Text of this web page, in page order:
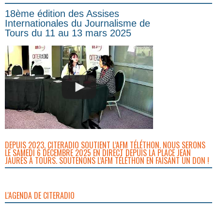
18ème édition des Assises
Internationales du Journalisme de
Tours du 11 au 13 mars 2025
DEPUIS 2023, CITERADIO SOUTIENT L’AFM TÉLÉTHON. NOUS SERONS
LE SAMEDI 6 DÉCEMBRE 2025 EN DIRECT DEPUIS LA PLACE JEAN
JAURÈS À TOURS. SOUTENONS L’AFM TÉLÉTHON EN FAISANT UN DON !
L'AGENDA DE CITERADIO